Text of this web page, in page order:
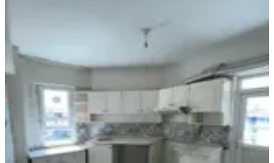
Yeşilyurt, Zaviye Mahallesi
4. Kat
15.500 ₺
Atakan EmlakATAKAN ATMACA